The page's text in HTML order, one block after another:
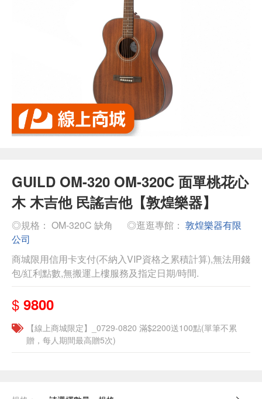
GUILD OM-320 OM-320C 面單桃花心
木 木吉他 民謠吉他【敦煌樂器】
◎規格： OM-320C 缺角 ◎逛逛專館： 敦煌樂器有限
公司
商城限用信用卡支付(不納入VIP資格之累積計算),無法用錢
包/紅利點數,無搬運上樓服務及指定日期/時間.
$ 9800
【線上商城限定】_0729-0820 滿$2200送100點(單筆不累
贈，每人期間最高贈5次)